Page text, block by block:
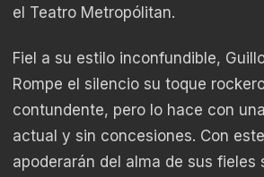
el Teatro Metropólitan.
Fiel a su estilo inconfundible,
Rompe el silencio su toque
contundente, pero lo hace con
actual y sin concesiones. Con
apoderarán del alma de sus fieles